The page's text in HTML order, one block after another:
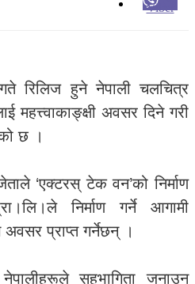
Viber
रिलिज हुने नेपाली चलचित्र
महत्त्वाकाङ्क्षी अवसर दिने गरी
छ ।
‘एक्टरस् टेक वन’को निर्माण
निर्माण गर्ने आगामी
प्राप्त गर्नेछन् ।
सहभागिता जनाउन